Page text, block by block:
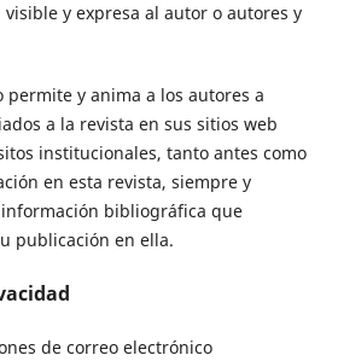
y expresa al autor o autores y
permite y anima a los autores a
a la revista en sus sitios web
institucionales, tanto antes como
en esta revista, siempre y
bibliográfica que
publicación en ella.
de correo electrónico